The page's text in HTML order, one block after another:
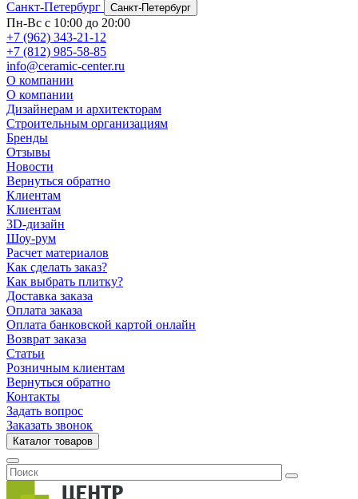
Санкт-Петербург
Санкт-Петербург
Пн-Вс с 10:00 до 20:00
+7 (962) 343-21-12
+7 (812) 985-58-85
info@ceramic-center.ru
О компании
О компании
Дизайнерам и архитекторам
Строительным организациям
Бренды
Отзывы
Новости
Вернуться обратно
Клиентам
Клиентам
3D-дизайн
Шоу-рум
Расчет материалов
Как сделать заказ?
Как выбрать плитку?
Доставка заказа
Оплата заказа
Оплата банковской картой онлайн
Возврат заказа
Статьи
Розничным клиентам
Вернуться обратно
Контакты
Задать вопрос
Заказать звонок
Каталог товаров